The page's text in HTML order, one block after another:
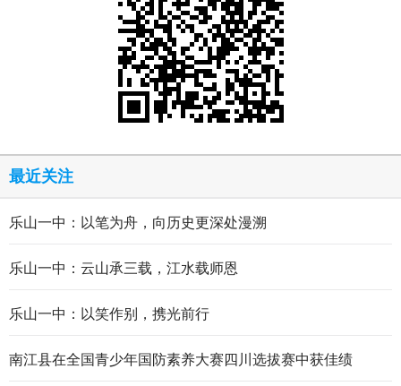
最近关注
乐山一中：以笔为舟，向历史更深处漫溯
乐山一中：云山承三载，江水载师恩
乐山一中：以笑作别，携光前行
南江县在全国青少年国防素养大赛四川选拔赛中获佳绩